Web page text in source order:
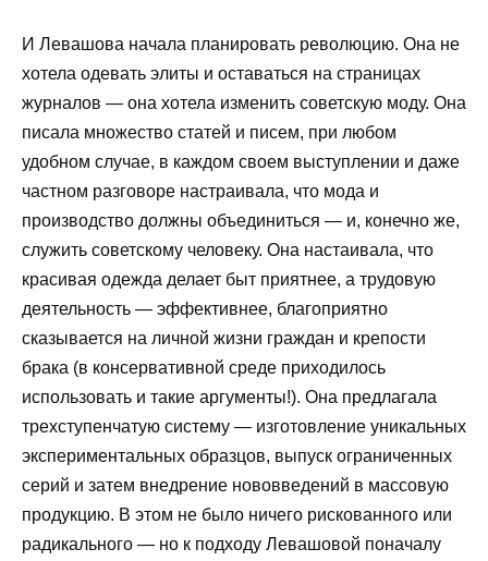
И Левашова начала планировать революцию. Она не
хотела одевать элиты и оставаться на страницах
журналов — она хотела изменить советскую моду. Она
писала множество статей и писем, при любом
удобном случае, в каждом своем выступлении и даже
частном разговоре настраивала, что мода и
производство должны объединиться — и, конечно же,
служить советскому человеку. Она настаивала, что
красивая одежда делает быт приятнее, а трудовую
деятельность — эффективнее, благоприятно
сказывается на личной жизни граждан и крепости
брака (в консервативной среде приходилось
использовать и такие аргументы!). Она предлагала
трехступенчатую систему — изготовление уникальных
экспериментальных образцов, выпуск ограниченных
серий и затем внедрение нововведений в массовую
продукцию. В этом не было ничего рискованного или
радикального — но к подходу Левашовой поначалу